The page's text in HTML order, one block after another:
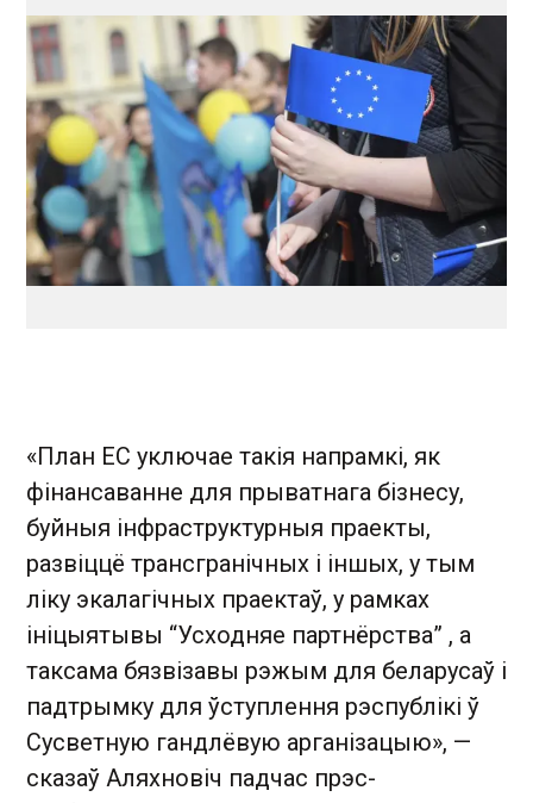
«План ЕС уключае такія напрамкі, як
фінансаванне для прыватнага бізнесу,
буйныя інфраструктурныя праекты,
развіццё трансгранічных і іншых, у тым
ліку экалагічных праектаў, у рамках
ініцыятывы “Усходняе партнёрства” , а
таксама бязвізавы рэжым для беларусаў і
падтрымку для ўступлення рэспублікі ў
Сусветную гандлёвую арганізацыю», —
сказаў Аляхновіч падчас прэс-